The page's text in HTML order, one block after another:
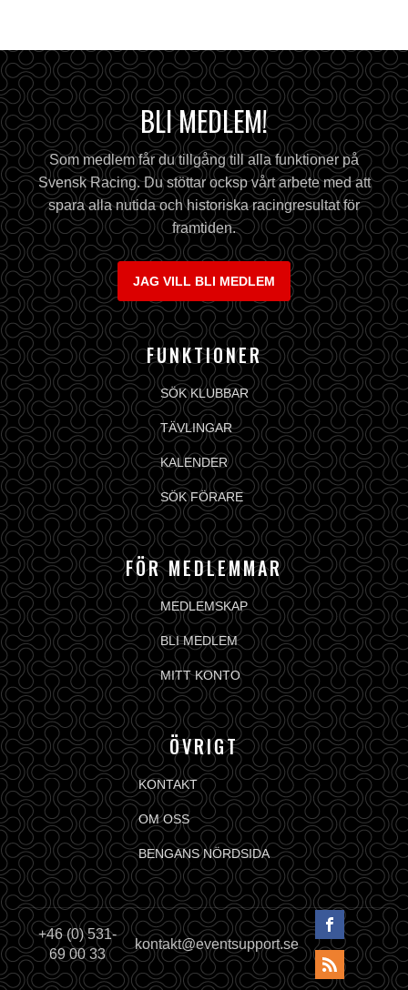
BLI MEDLEM!
Som medlem får du tillgång till alla funktioner på
Svensk Racing. Du stöttar ocksp vårt arbete med att
spara alla nutida och historiska racingresultat för
framtiden.
JAG VILL BLI MEDLEM
FUNKTIONER
SÖK KLUBBAR
TÄVLINGAR
KALENDER
SÖK FÖRARE
FÖR MEDLEMMAR
MEDLEMSKAP
BLI MEDLEM
MITT KONTO
ÖVRIGT
KONTAKT
OM OSS
BENGANS NÖRDSIDA
+46 (0) 531-
69 00 33
kontakt@eventsupport.se